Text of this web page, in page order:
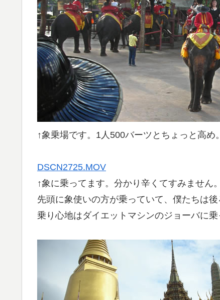
↑象乗場です。1人500バーツとちょっと高
DSCN2725.MOV
↑象に乗ってます。分かり辛くてすみません
先頭に象使いの方が乗っていて、僕たちは後
乗り心地はダイエットマシンのジョーバに乗